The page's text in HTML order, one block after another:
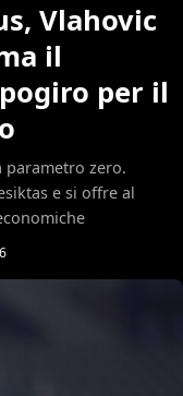
Vlahovic
il
per il
parametro zero.
e si offre al